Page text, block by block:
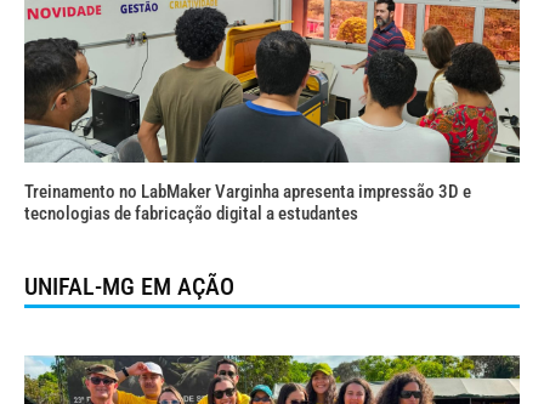
Treinamento no LabMaker Varginha apresenta impressão 3D e
tecnologias de fabricação digital a estudantes
UNIFAL-MG EM AÇÃO